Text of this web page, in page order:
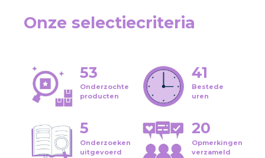
Onze selectiecriteria
53
Onderzochte
producten
41
Bestede
uren
5
Onderzoeken
uitgevoerd
20
Opmerkingen
verzameld